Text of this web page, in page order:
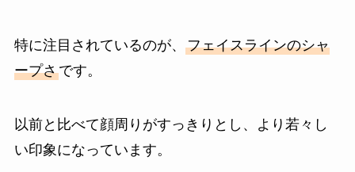
特に注目されているのが、 フェイスラインのシャ
ープさです。
以前と比べて顔周りがすっきりとし、より若々し
い印象になっています。